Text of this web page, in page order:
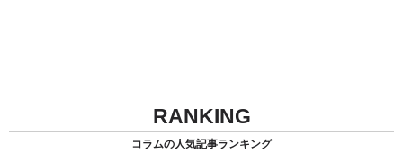
RANKING
コラムの人気記事ランキング